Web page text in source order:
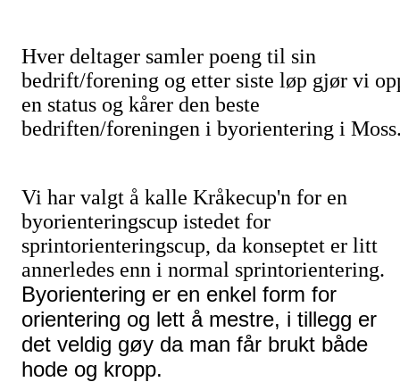
Hver deltager samler poeng til sin
bedrift/forening og etter siste løp gjør vi
en status og kårer den beste
bedriften/foreningen i byorientering i
Vi har valgt å kalle Kråkecup'n for en
byorienteringscup istedet for
sprintorienteringscup, da konseptet er litt
annerledes enn i normal sprintorientering.
Byorientering er en enkel form for
orientering og lett å mestre, i tillegg er
det veldig gøy da man får brukt både
hode og kropp.